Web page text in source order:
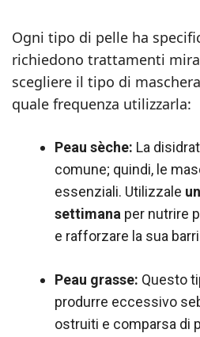
Ogni tipo di pelle ha
richiedono trattamenti
scegliere il tipo di
quale frequenza utilizzarla:
Peau sèche: La
comune; quindi, le
essenziali. Utilizzale
settimana per nutrire
e rafforzare la sua
Peau grasse: Questo
produrre eccessivo
ostruiti e comparsa di